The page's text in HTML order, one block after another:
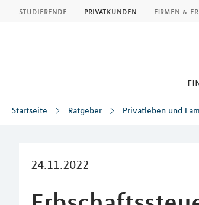
studierende privatkunden firmen &
Startseite Ratgeber Privatleben und
24.11.2022